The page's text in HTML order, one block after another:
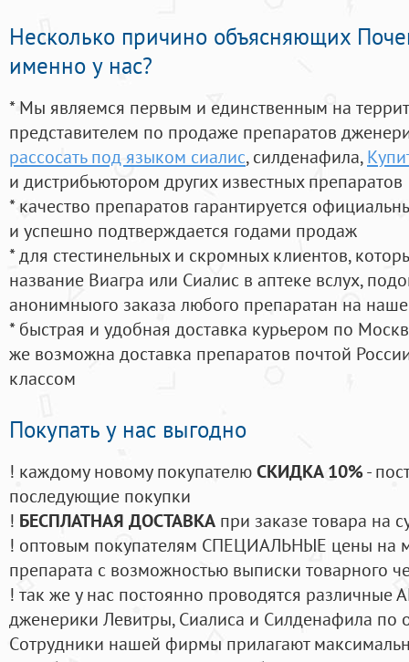
Несколько причино объясняющих
именно у нас?
* Мы являемся первым и единственным на
представителем по продаже препаратов
рассосать под языком сиалис, силденафила,
и дистрибьютором других известных препаратов
* качество препаратов гарантируется
и успешно подтверждается годами продаж
* для стестинельных и скромных клиентов,
название Виагра или Сиалис в аптеке вслух,
анонимныого заказа любого препаратан на
* быстрая и удобная доставка курьером по
же возможна доставка препаратов почтой
классом
Покупать у нас выгодно
! каждому новому покупателюСКИДКА 10%-
последующие покупки
! БЕСПЛАТНАЯ ДОСТАВКА при заказе товара на
! оптовым покупателям СПЕЦИАЛЬНЫЕ цены на
препарата с возможностью выписки товарного
! так же у нас постоянно проводятся
дженерики Левитры, Сиалиса и Силденафила по
Cотрудники нашей фирмы прилагают